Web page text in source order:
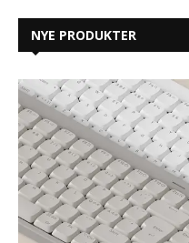
NYE PRODUKTER